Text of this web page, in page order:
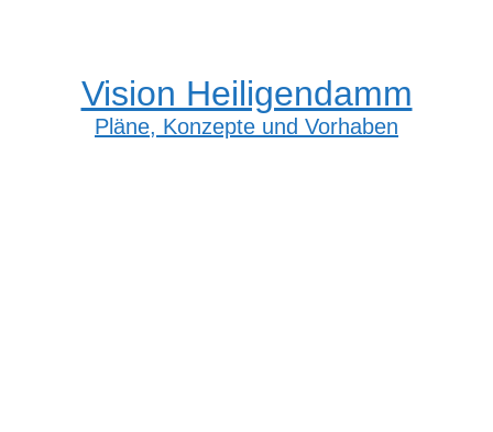
Vision Heiligendamm
Pläne, Konzepte und Vorhaben